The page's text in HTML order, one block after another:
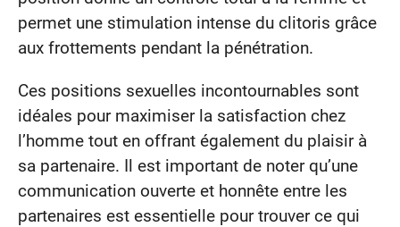
permet une stimulation intense du clitoris grâce
aux frottements pendant la pénétration.
Ces positions sexuelles incontournables sont
idéales pour maximiser la satisfaction chez
l’homme tout en offrant également du plaisir à
sa partenaire. Il est important de noter qu’une
communication ouverte et honnête entre les
partenaires est essentielle pour trouver ce qui